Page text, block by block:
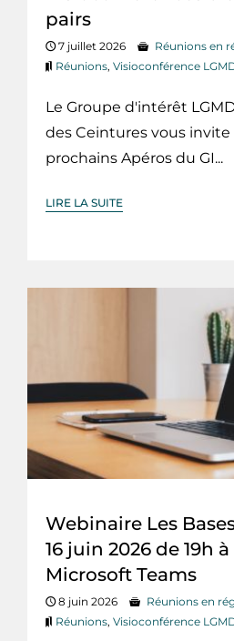
pairs
7 juillet 2026
Réunions en
Réunions, Visioconférence
Le Groupe d'intérêt
des Ceintures vous invite
prochains Apéros du GI...
LIRE LA SUITE
Webinaire Les
16 juin 2026 de 19h
Microsoft Teams
8 juin 2026
Réunions en
Réunions, Visioconférence